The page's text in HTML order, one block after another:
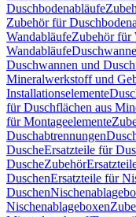
Duschbodenabläufe
Zubehör für
WandabläufeZubehör für
Wandabläufe
Duschwannen und
Mineralwerkstoff und
Installationselemente
für Duschflächen aus
für Montageelemente
Duschabtrennungen
DuscheErsatzteile für
DuscheZubehör
DuschenErsatzteile für
Duschen
Nischenablageboxen